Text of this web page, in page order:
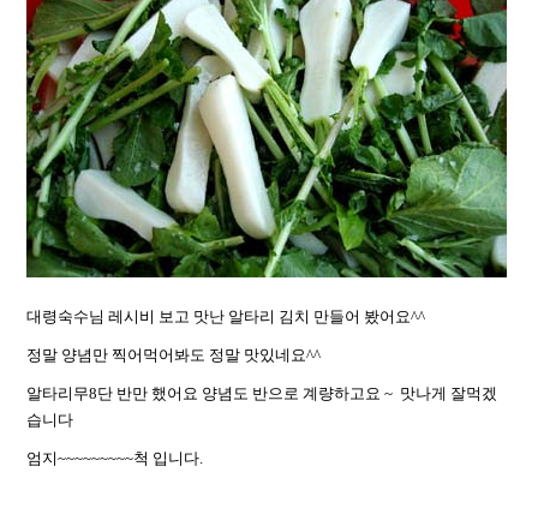
대령숙수님 레시비 보고 맛난 알타리 김치 만들어 봤어요^^
정말 양념만 찍어먹어봐도 정말 맛있네요^^
알타리무8단 반만 했어요 양념도 반으로 계량하고요 ~ 맛나게 잘먹겠
습니다
엄지~~~~~~~~~척 입니다.